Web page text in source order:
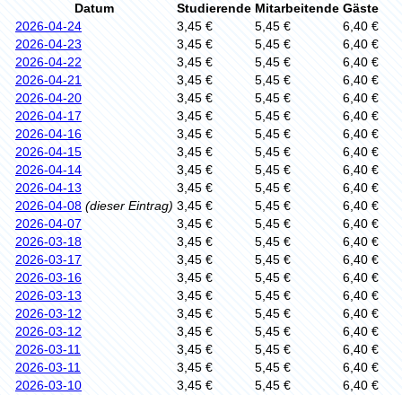
Datum Studierende Mitarbeitende Gäste
2026-04-24
3,45 € 5,45 €
6,40 €
2026-04-23
3,45 € 5,45 €
6,40 €
2026-04-22
3,45 € 5,45 €
6,40 €
2026-04-21
3,45 € 5,45 €
6,40 €
2026-04-20
3,45 € 5,45 €
6,40 €
2026-04-17
3,45 € 5,45 €
6,40 €
2026-04-16
3,45 € 5,45 €
6,40 €
2026-04-15
3,45 € 5,45 €
6,40 €
2026-04-14
3,45 € 5,45 €
6,40 €
2026-04-13
3,45 € 5,45 €
6,40 €
2026-04-08 (dieser Eintrag) 3,45 € 5,45 €
6,40 €
2026-04-07
3,45 € 5,45 €
6,40 €
2026-03-18
3,45 € 5,45 €
6,40 €
2026-03-17
3,45 € 5,45 €
6,40 €
2026-03-16
3,45 € 5,45 €
6,40 €
2026-03-13
3,45 € 5,45 €
6,40 €
2026-03-12
3,45 € 5,45 €
6,40 €
2026-03-12
3,45 € 5,45 €
6,40 €
2026-03-11
3,45 € 5,45 €
6,40 €
2026-03-11
3,45 € 5,45 €
6,40 €
2026-03-10
3,45 € 5,45 €
6,40 €